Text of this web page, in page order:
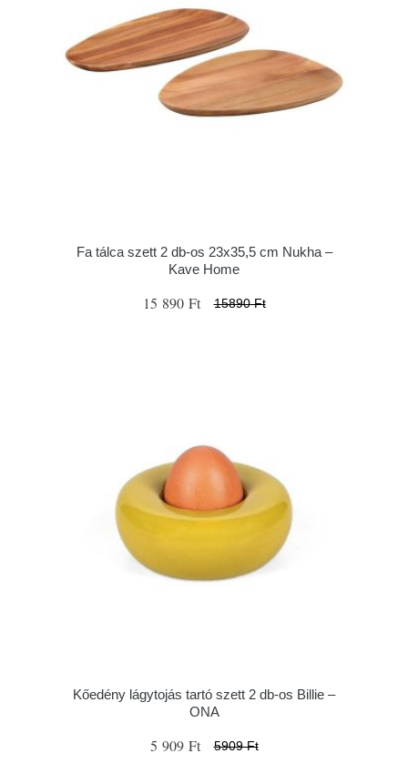
Fa tálca szett 2 db-os 23x35,5 cm Nukha –
Kave Home
15 890 Ft 15890 Ft
Kőedény lágytojás tartó szett 2 db-os Billie –
ONA
5 909 Ft 5909 Ft